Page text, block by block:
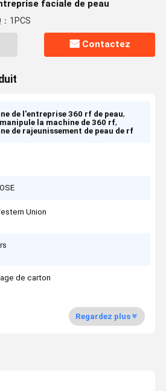
faciale de peau
1PCS
Contactez
de l'entreprise 360 rf de peau,
la machine de 360 rf,
de rajeunissement de peau de rf
Union
de carton
Regardez plus